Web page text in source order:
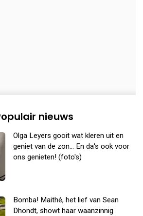
nieuws
Olga Leyers gooit wat kleren uit en
geniet van de zon... En da's ook voor
ons genieten! (foto's)
Bomba! Maithé, het lief van Sean
Dhondt, showt haar waanzinnig